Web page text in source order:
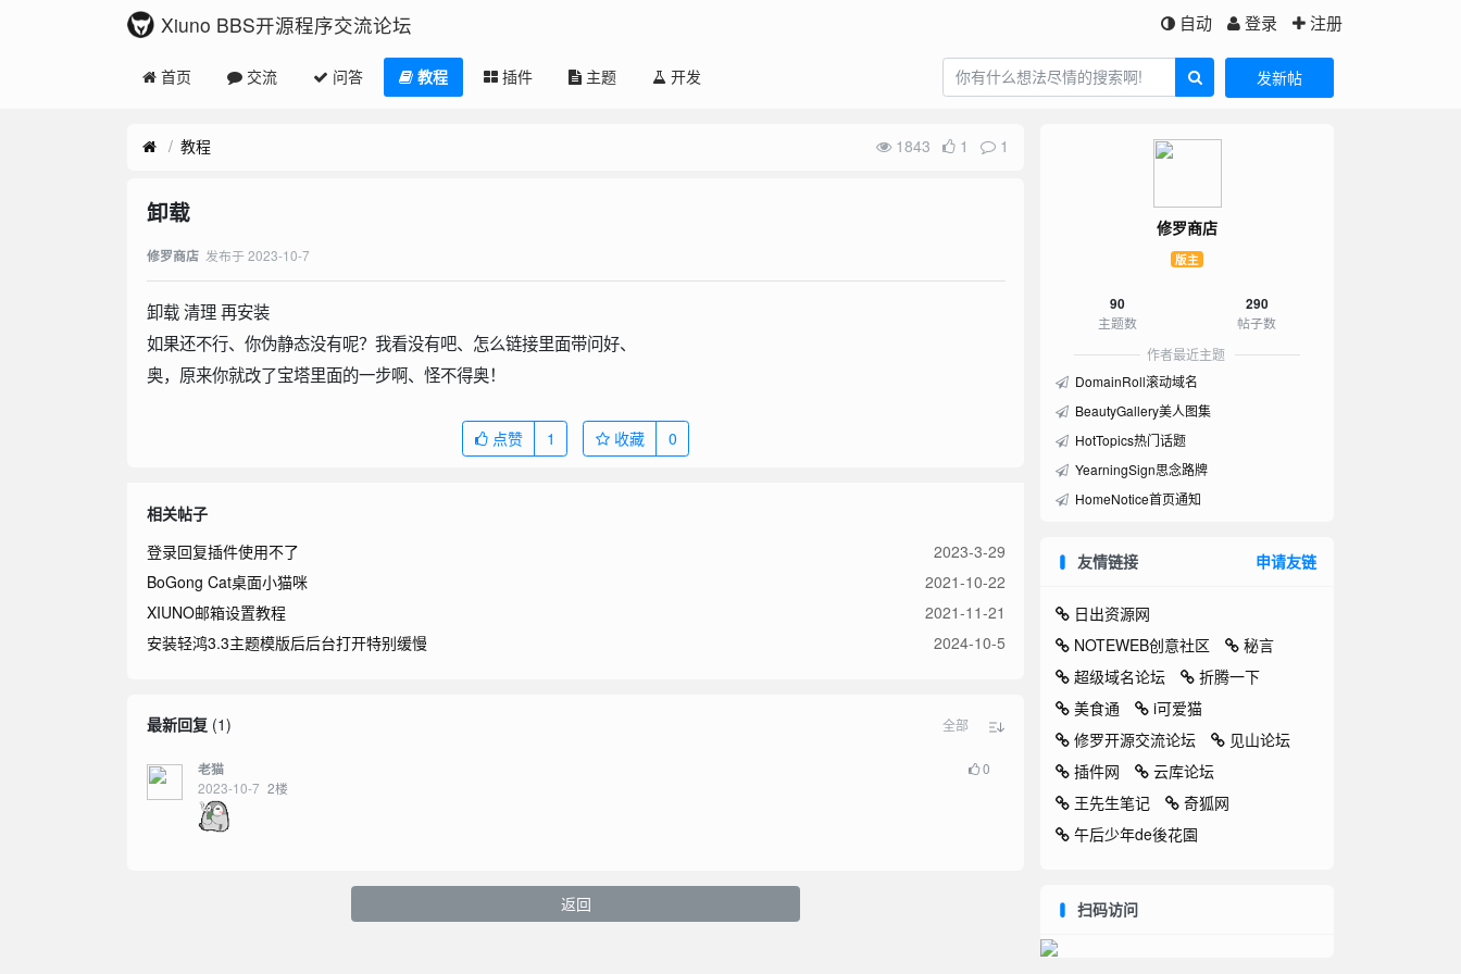
Xiuno BBS开源程序交流论坛 自动 登录 注册
首页 交流 问答 教程 插件 主题 开发 发新帖
教程 1843 1 1
卸载
修罗商店 发布于 2023-10-7
卸载 清理 再安装
如果还不行、你伪静态没有呢？我看没有吧、怎么链接里面带问好、
奥，原来你就改了宝塔里面的一步啊、怪不得奥！
点赞 1 收藏 0
相关帖子
登录回复插件使用不了
2023-3-29
BoGong Cat桌面小猫咪
2021-10-22
XIUNO邮箱设置教程
2021-11-21
安装轻鸿3.3主题模版后后台打开特别缓慢
2024-10-5
最新回复(1) 全部
老猫
2023-10-7 2楼
0
返回
修罗商店
版主
90
主题数
290
帖子数
作者最近主题
DomainRoll滚动域名
BeautyGallery美人图集
HotTopics热门话题
YearningSign思念路牌
HomeNotice首页通知
友情链接 申请友链
日出资源网
NOTEWEB创意社区
秘言
超级域名论坛
折腾一下
美食通
i可爱猫
修罗开源交流论坛
见山论坛
插件网
云库论坛
王先生笔记
奇狐网
午后少年de後花園
扫码访问